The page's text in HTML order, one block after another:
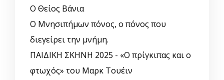
Ο Θείος Βάνια
Ο Μνησιπήμων πόνος, ο πόνος που
διεγείρει την μνήμη.
ΠΑΙΔΙΚΗ ΣΚΗΝΗ 2025 - «Ο πρίγκιπας και ο
φτωχός» του Μαρκ Τουέιν